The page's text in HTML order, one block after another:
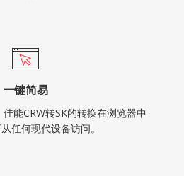
一键简易
能CRW转SK的转换在浏览器中
何现代设备访问。